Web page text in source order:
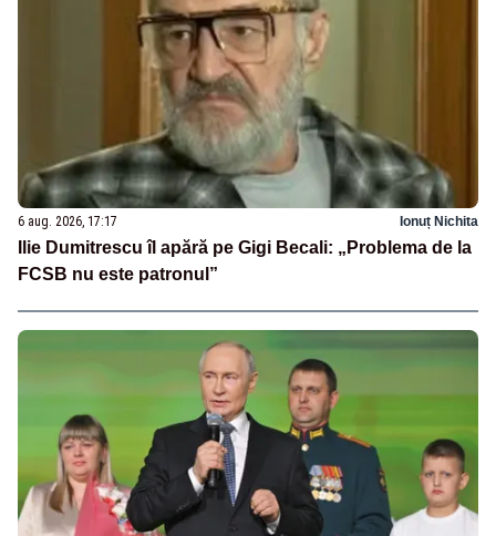
6 aug. 2026, 17:17 Ionuț Nichita
Ilie Dumitrescu îl apără pe Gigi Becali: „Problema de la
FCSB nu este patronul”